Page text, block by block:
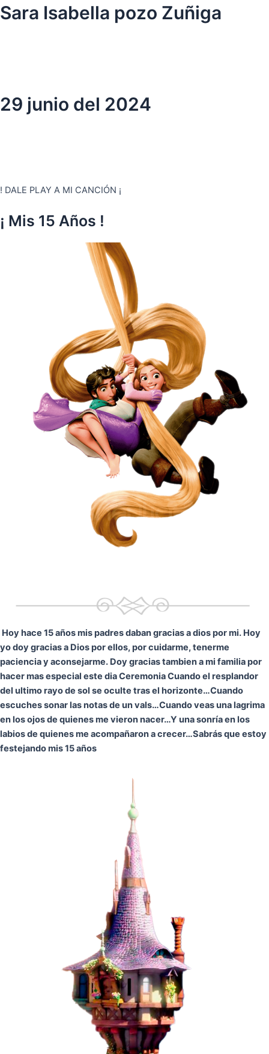
Ir
al
Sara Isabella pozo Zuñiga
29 junio del 2024
! DALE PLAY A MI CANCIÓN ¡
¡ Mis 15 Años !
Hoy hace 15 años mis padres daban gracias a dios por mi. Hoy
yo doy gracias a Dios por ellos, por cuidarme, tenerme
paciencia y aconsejarme. Doy gracias tambien a mi familia por
hacer mas especial este dia CeremoniaCuando el resplandor
del ultimo rayo de sol se oculte tras el horizonte…Cuando
escuches sonar las notas de un vals…Cuando veas una lagrima
en los ojos de quienes me vieron nacer…Y una sonría en los
labios de quienes me acompañaron a crecer…Sabrás que estoy
festejando mis 15 años